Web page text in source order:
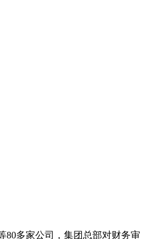
80多家公司，集团总部对财务审